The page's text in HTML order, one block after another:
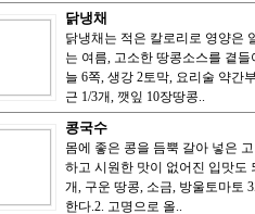
닭냉채
닭냉채는 적은 칼로리로 영양은
는 여름, 고소한 땅콩소스를 곁
늘 6쪽, 생강 2토막, 요리술 약간
근 1/3개, 깻잎 10장땅콩..
콩국수
몸에 좋은 콩을 듬뿍 갈아 넣은
하고 시원한 맛이 없어진 입맛도
개, 구운 땅콩, 소금, 방울토마토
한다.2. 고명으로 올..